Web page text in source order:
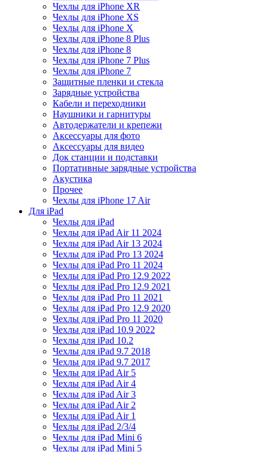
Чехлы для iPhone XR
Чехлы для iPhone XS
Чехлы для iPhone X
Чехлы для iPhone 8 Plus
Чехлы для iPhone 8
Чехлы для iPhone 7 Plus
Чехлы для iPhone 7
Защитные пленки и стекла
Зарядные устройства
Кабели и переходники
Наушники и гарнитуры
Автодержатели и крепежи
Аксессуары для фото
Аксессуары для видео
Док станции и подставки
Портативные зарядные устройства
Акустика
Прочее
Чехлы для iPhone 17 Air
Для iPad
Чехлы для iPad
Чехлы для iPad Air 11 2024
Чехлы для iPad Air 13 2024
Чехлы для iPad Pro 13 2024
Чехлы для iPad Pro 11 2024
Чехлы для iPad Pro 12.9 2022
Чехлы для iPad Pro 12.9 2021
Чехлы для iPad Pro 11 2021
Чехлы для iPad Pro 12.9 2020
Чехлы для iPad Pro 11 2020
Чехлы для iPad 10.9 2022
Чехлы для iPad 10.2
Чехлы для iPad 9.7 2018
Чехлы для iPad 9.7 2017
Чехлы для iPad Air 5
Чехлы для iPad Air 4
Чехлы для iPad Air 3
Чехлы для iPad Air 2
Чехлы для iPad Air 1
Чехлы для iPad 2/3/4
Чехлы для iPad Mini 6
Чехлы для iPad Mini 5